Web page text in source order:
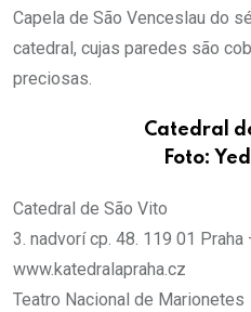
Capela de São Venceslau do
catedral, cujas paredes são
preciosas.
Catedral
Foto:
Catedral de São Vito
3. nadvorí cp. 48. 119 01 Praha
www.katedralapraha.cz
Teatro Nacional de Marionetes